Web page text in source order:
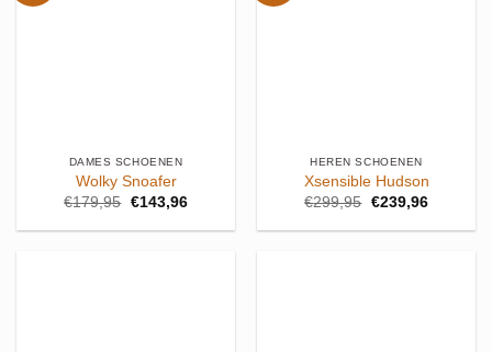
DAMES SCHOENEN
Wolky Snoafer
€179,95 Oorspronkelijke
was:
€143,96Huidige
is:
HEREN SCHOENEN
Xsensible Hudson
€299,95 Oorspronkelijke
was:
€239,96Huidige
is: